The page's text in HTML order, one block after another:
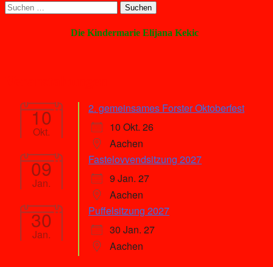
Suchen
nach:
Die Kindermarie Elijana Kekic
10
Okt.
2. gemeinsames Forster Oktoberfest
10 Okt. 26
Aachen
09
Jan.
Fastelovvendsitzung 2027
9 Jan. 27
Aachen
30
Jan.
Puffelsitzung 2027
30 Jan. 27
Aachen